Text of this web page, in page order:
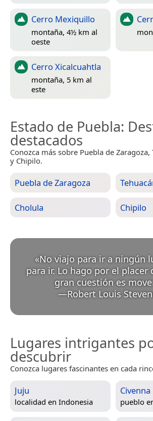
Cerro Mexiquillo
montaña, 4½ km al
oeste
Cerro Xicalcuahtla
montaña, 5 km al
este
Estado de Puebla:
destacados
Conozca más sobre Puebla de Zaragoza,
y Chipilo.
Puebla de Zaragoza
Cholula Chipilo
«No viajo para ir a ningún
para ir. Lo hago por el placer
gran cuestión es
—Robert Louis
Lugares intrigantes
descubrir
Conozca lugares fascinantes en cada
Juju
localidad en Indonesia
Civenna
pueblo